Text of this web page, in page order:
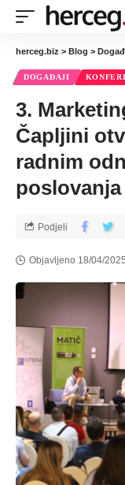
herceg.biz > Blog >
DOGAĐAJI
3.
Čapljini
radnim
poslovanja
Objavljeno 18/04/2025
Podjeli